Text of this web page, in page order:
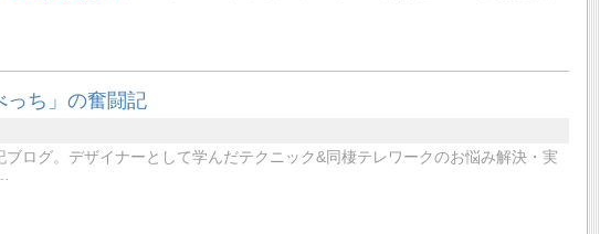
っち」の奮闘記
ブログ。デザイナーとして学んだテクニック&同棲テレワークのお悩み解決・実